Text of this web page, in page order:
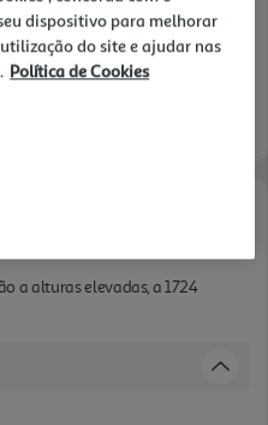
a alturas elevadas, a 1724
dispositivo para melhorar
do site e ajudar nas
Política de Cookies